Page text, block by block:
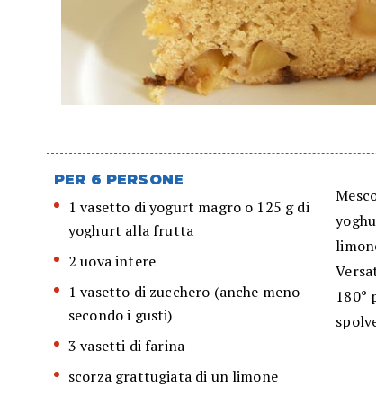
PER 6 PERSONE
1 vasetto di yogurt magro o 125 g di
yoghurt alla frutta
2 uova intere
1 vasetto di zucchero (anche meno
secondo i gusti)
3 vasetti di farina
scorza grattugiata di un limone
180°